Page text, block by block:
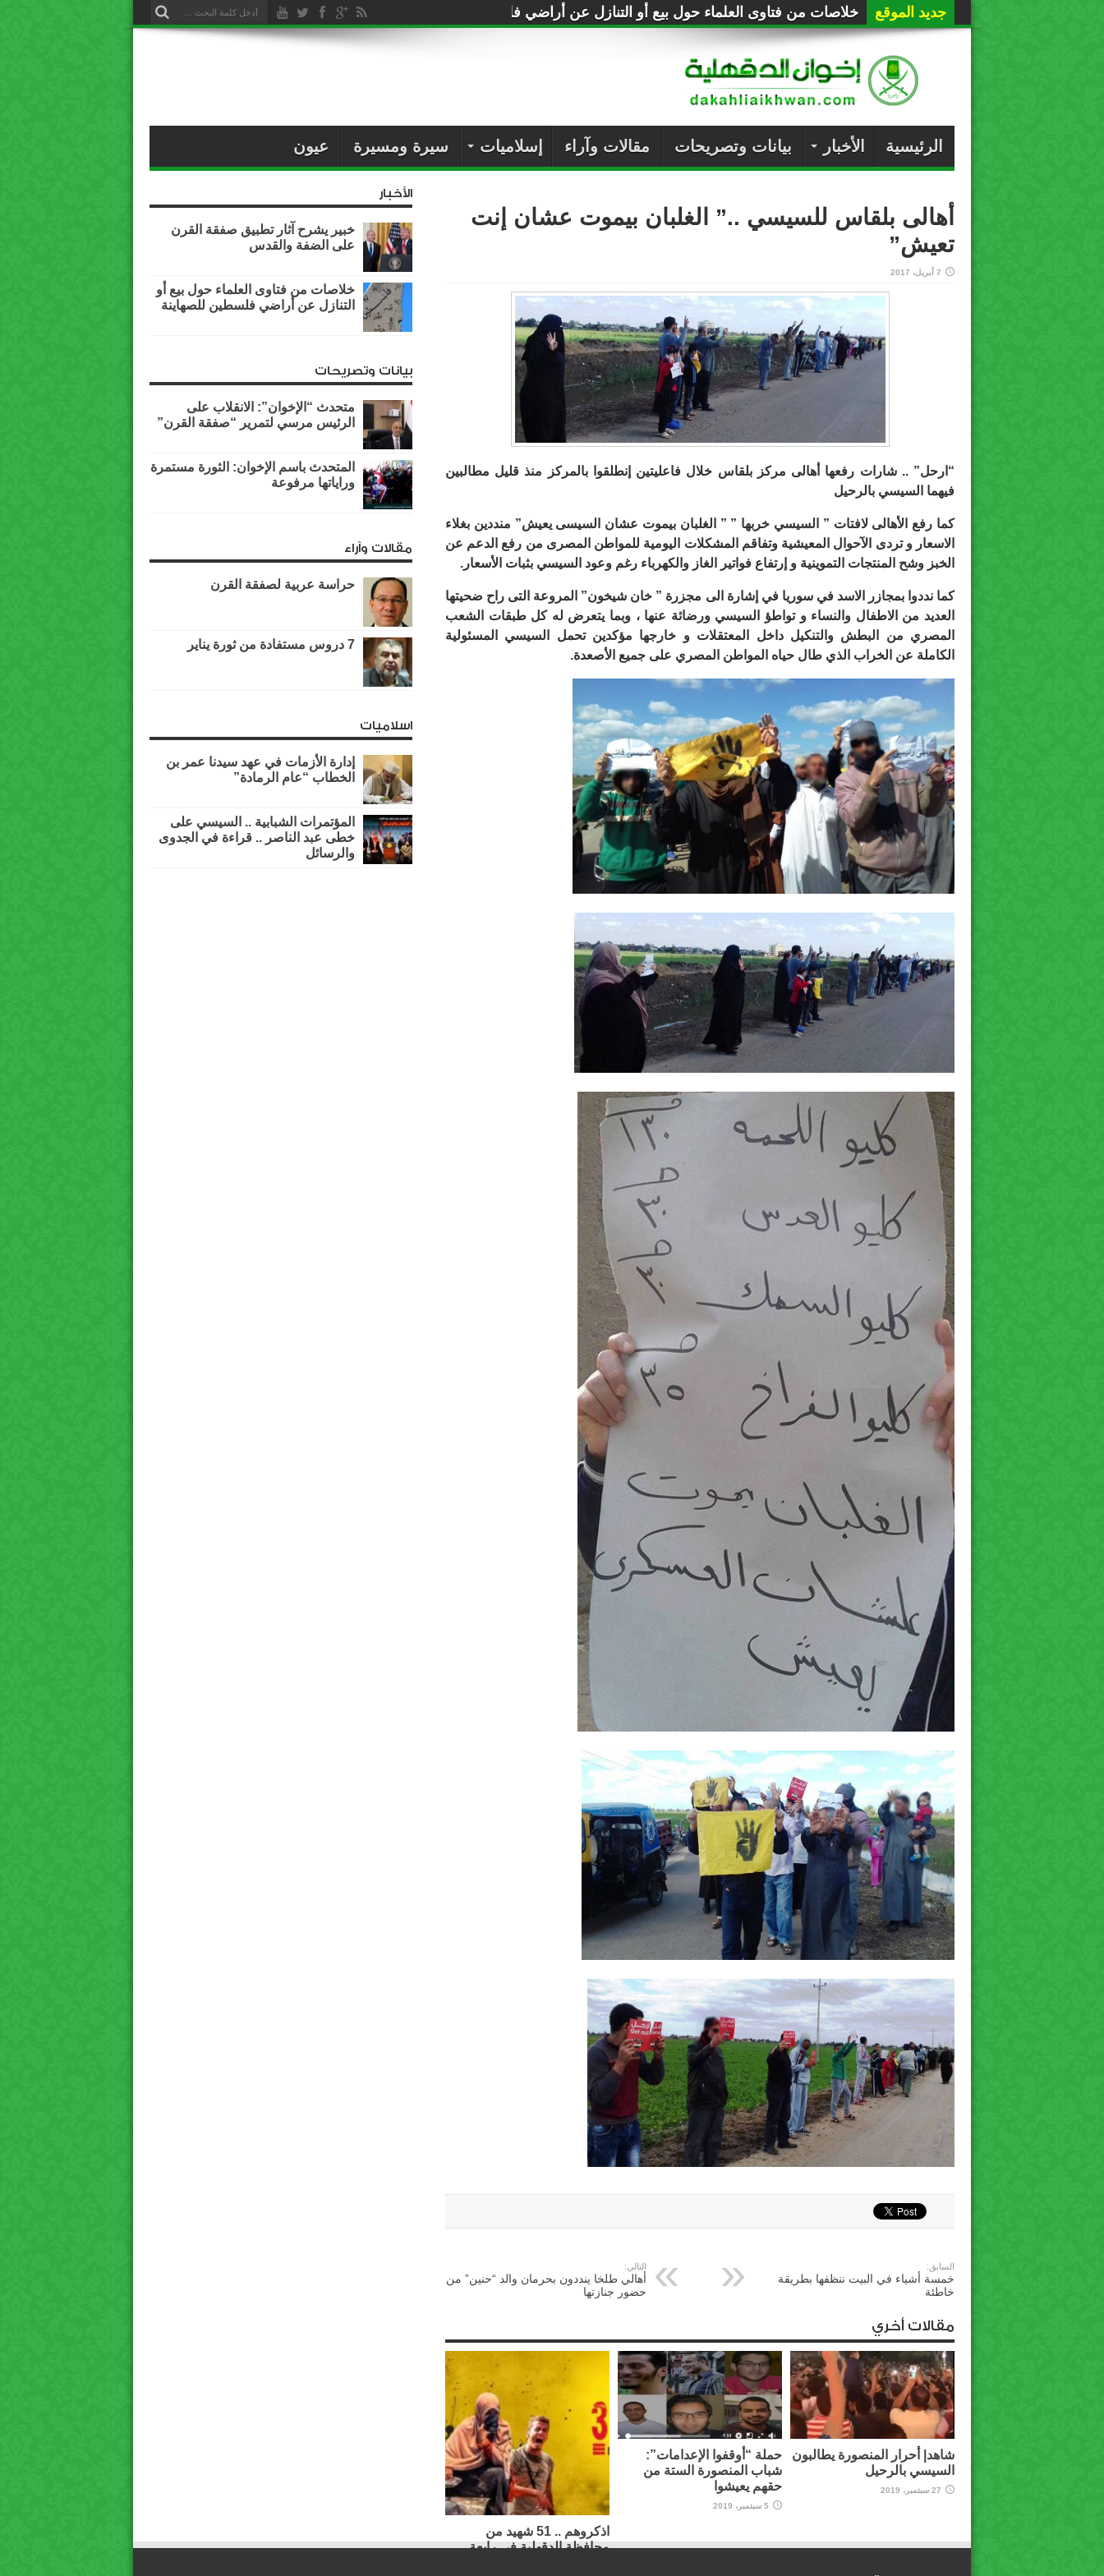
جديد الموقع خلاصات من فتاوى العلماء حول بيع أو التنازل عن أراضي فلسطين للصهاينة
الرئيسية الأخبار بيانات وتصريحات مقالات وآراء إسلاميات سيرة ومسيرة عيون
أهالى بلقاس للسيسي ..” الغلبان بيموت عشان إنت
تعيش”
7 أبريل، 2017
“ارحل” .. شارات رفعها أهالى مركز بلقاس خلال فاعليتين إنطلقوا بالمركز منذ قليل مطالبين
فيهما السيسي بالرحيل
كما رفع الأهالى لافتات ” السيسي خربها ” ” الغلبان بيموت عشان السيسى يعيش” منددين بغلاء
الاسعار و تردى الآحوال المعيشية وتفاقم المشكلات اليومية للمواطن المصرى من رفع الدعم عن
الخبز وشح المنتجات التموينية و إرتفاع فواتير الغاز والكهرباء رغم وعود السيسي بثبات الأسعار.
كما نددوا بمجازر الاسد في سوريا في إشارة الى مجزرة ” خان شيخون” المروعة التى راح ضحيتها
العديد من الاطفال والنساء و تواطؤ السيسي ورضائة عنها ، وبما يتعرض له كل طبقات الشعب
المصري من البطش والتنكيل داخل المعتقلات و خارجها مؤكدين تحمل السيسي المسئولية
الكاملة عن الخراب الذي طال حياه المواطن المصري على جميع الأصعدة.
السابق:
خمسة أشياء في البيت ننظفها بطريقة
خاطئة
التالي:
أهالي طلخا ينددون بحرمان والد “حنين” من
حضور جنازتها
مقالات أخري
شاهد| أحرار المنصورة يطالبون
السيسي بالرحيل
27 سبتمبر، 2019
حملة “أوقفوا الإعدامات”:
شباب المنصورة الستة من
حقهم يعيشوا
5 سبتمبر، 2019
اذكروهم .. 51 شهيد من
محافظة الدقهلية في رابعة
الأخبار
خبير يشرح آثار تطبيق صفقة القرن
على الضفة والقدس
خلاصات من فتاوى العلماء حول بيع أو
التنازل عن أراضي فلسطين للصهاينة
بيانات وتصريحات
متحدث “الإخوان”: الانقلاب على
الرئيس مرسي لتمرير “صفقة القرن”
المتحدث باسم الإخوان: الثورة مستمرة
وراياتها مرفوعة
مقالات وآراء
حراسة عربية لصفقة القرن
7 دروس مستفادة من ثورة يناير
اسلاميات
إدارة الأزمات في عهد سيدنا عمر بن
الخطاب “عام الرمادة”
المؤتمرات الشبابية .. السيسي على
خطى عبد الناصر .. قراءة في الجدوى
والرسائل